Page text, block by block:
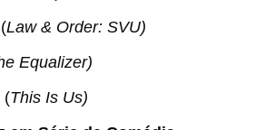
Law & Order: SVU)
Equalizer)
(This Is Us)